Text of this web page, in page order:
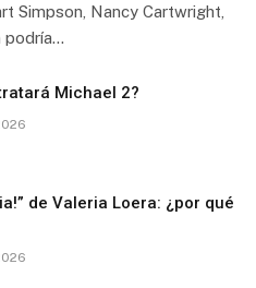
Simpson, Nancy Cartwright,
podría…
Michael 2?
de Valeria Loera: ¿por qué